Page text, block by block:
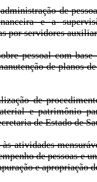
de
e a
por servidores
pessoal com base
de planos
de
e patrimônio
de Estado de
atividades
de pessoas e
e apropriação